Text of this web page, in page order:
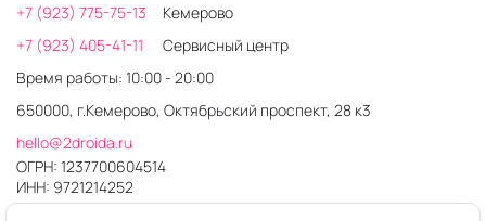
+7 (923) 775-75-13
Кемерово
+7 (923) 405-41-11
Сервисный центр
Время работы: 10:00 - 20:00
650000, г.Кемерово, Октябрьский проспект, 28 к3
hello@2droida.ru
ОГРН: 1237700604514
ИНН: 9721214252